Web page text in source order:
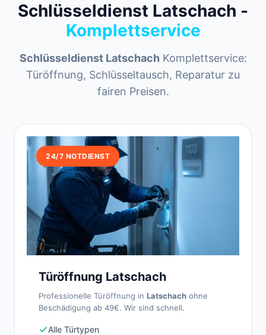
Schlüsseldienst Latschach -
Komplettservice
Schlüsseldienst LatschachKomplettservice:
Türöffnung, Schlüsseltausch, Reparatur zu
fairen Preisen.
24/7 NOTDIENST
Türöffnung Latschach
Professionelle Türöffnung in Latschach ohne
Beschädigung ab 49€. Wir sind schnell.
Alle Türtypen